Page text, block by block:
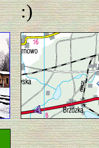
:)